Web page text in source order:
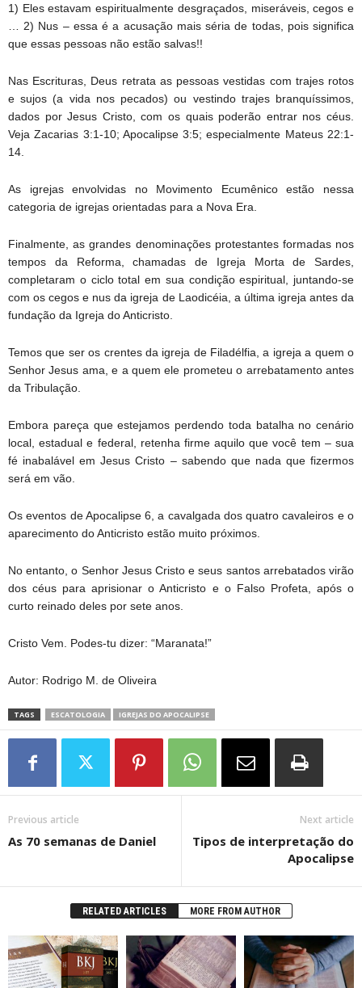
1) Eles estavam espiritualmente desgraçados, miseráveis, cegos e
… 2) Nus – essa é a acusação mais séria de todas, pois significa
que essas pessoas não estão salvas!!
Nas Escrituras, Deus retrata as pessoas vestidas com trajes rotos
e sujos (a vida nos pecados) ou vestindo trajes branquíssimos,
dados por Jesus Cristo, com os quais poderão entrar nos céus.
Veja Zacarias 3:1-10; Apocalipse 3:5; especialmente Mateus 22:1-
14.
As igrejas envolvidas no Movimento Ecumênico estão nessa
categoria de igrejas orientadas para a Nova Era.
Finalmente, as grandes denominações protestantes formadas nos
tempos da Reforma, chamadas de Igreja Morta de Sardes,
completaram o ciclo total em sua condição espiritual, juntando-se
com os cegos e nus da igreja de Laodicéia, a última igreja antes da
fundação da Igreja do Anticristo.
Temos que ser os crentes da igreja de Filadélfia, a igreja a quem o
Senhor Jesus ama, e a quem ele prometeu o arrebatamento antes
da Tribulação.
Embora pareça que estejamos perdendo toda batalha no cenário
local, estadual e federal, retenha firme aquilo que você tem – sua
fé inabalável em Jesus Cristo – sabendo que nada que fizermos
será em vão.
Os eventos de Apocalipse 6, a cavalgada dos quatro cavaleiros e o
aparecimento do Anticristo estão muito próximos.
No entanto, o Senhor Jesus Cristo e seus santos arrebatados virão
dos céus para aprisionar o Anticristo e o Falso Profeta, após o
curto reinado deles por sete anos.
Cristo Vem. Podes-tu dizer: “Maranata!”
Autor: Rodrigo M. de Oliveira
TAGS ESCATOLOGIA IGREJAS DO APOCALIPSE
Previous article
As 70 semanas de Daniel
Next article
Tipos de interpretação do
Apocalipse
RELATED ARTICLES MORE FROM AUTHOR